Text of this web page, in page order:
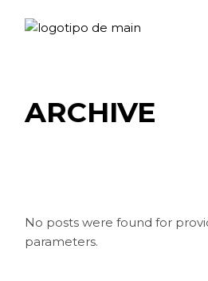
ARCHIVE
No posts were found for
parameters.